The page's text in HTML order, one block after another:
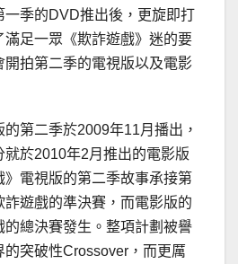
一季的DVD推出後，更旋即打
滿足一眾《欺詐遊戲》迷的要
開拍第二季的電視版以及電影
的第二季於2009年11月播出，
就於2010年2月推出的電影版
》電視版的第二季故事承接第
遊戲的準決賽，而電影版的
的總決賽發生。整項計劃被譽
突破性Crossover，而更厲